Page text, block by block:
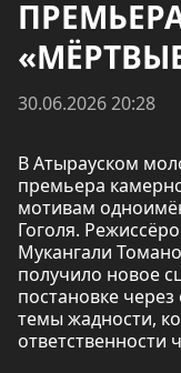
30.06.2026 20:28
В Атырауском
премьера
мотивам
Гоголя.
Мукангали
получило новое
постановке
темы жадности,
ответственности